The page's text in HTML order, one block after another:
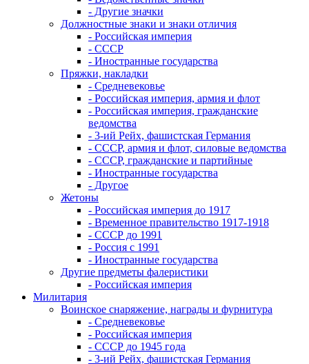
- Другие значки
Должностные знаки и знаки отличия
- Российская империя
- СССР
- Иностранные государства
Пряжки, накладки
- Средневековье
- Российская империя, армия и флот
- Российская империя, гражданские
ведомства
- 3-ий Рейх, фашистская Германия
- СССР, армия и флот, силовые ведомства
- СССР, гражданские и партийные
- Иностранные государства
- Другое
Жетоны
- Российская империя до 1917
- Временное правительство 1917-1918
- СССР до 1991
- Россия с 1991
- Иностранные государства
Другие предметы фалеристики
- Российская империя
Милитария
Воинское снаряжение, награды и фурнитура
- Средневековье
- Российская империя
- СССР до 1945 года
- 3-ий Рейх, фашистская Германия